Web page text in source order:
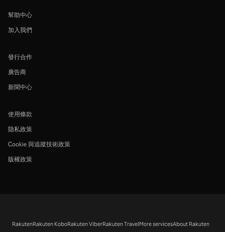
幫助中心
加入我們
發行合作
廣告商
新聞中心
使用條款
隐私政策
Cookie 與追蹤技術政策
版權政策
RakutenRakuten KoboRakuten ViberRakuten TravelMore servicesAbout Rakuten